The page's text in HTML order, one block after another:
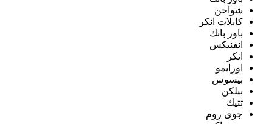
شواحن
كابلات انكر
باور بانك
انفنيكس
انكر
اورايمو
بيسوس
بيلكن
تتيك
جوى روم